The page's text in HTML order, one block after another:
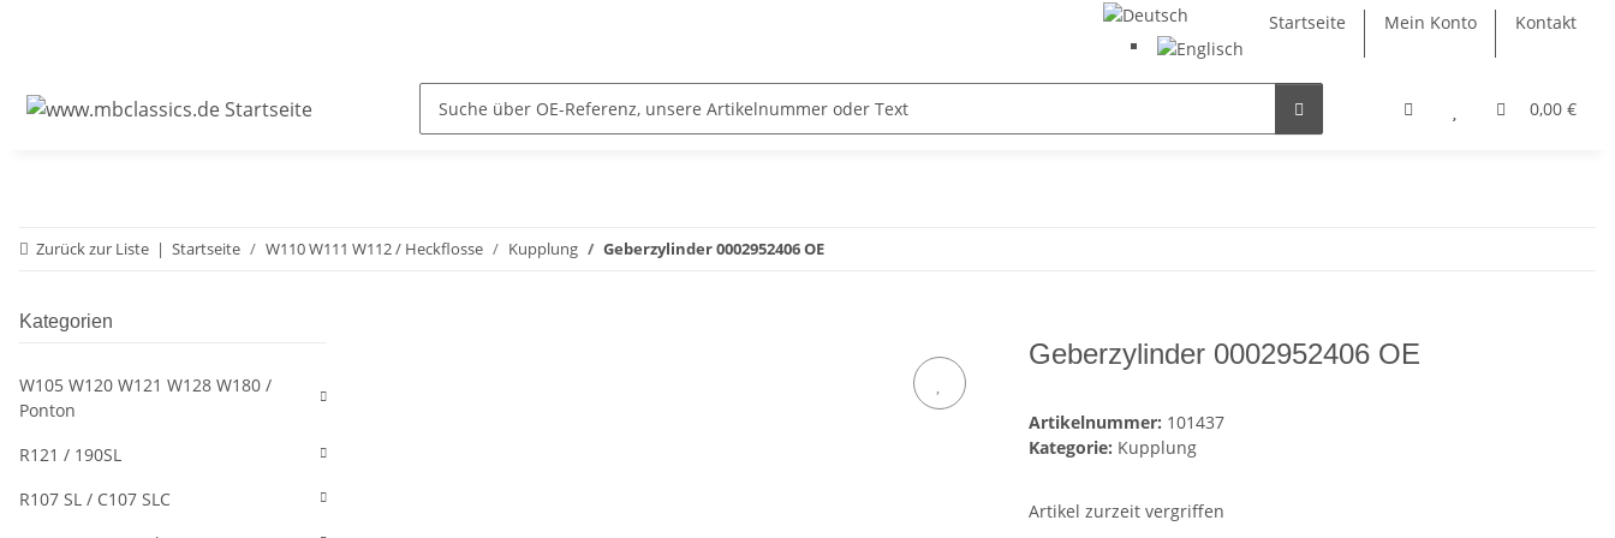
Startseite Mein Konto Kontakt
0,00 €
Zurück zur Liste Startseite W110 W111 W112 / Heckflosse Kupplung Geberzylinder 0002952406 OE
Geberzylinder 0002952406 OE
Artikelnummer: 101437
Kategorie: Kupplung
Artikel zurzeit vergriffen
Kategorien
W105 W120 W121 W128 W180 /
Ponton
R121 / 190SL
R107 SL / C107 SLC